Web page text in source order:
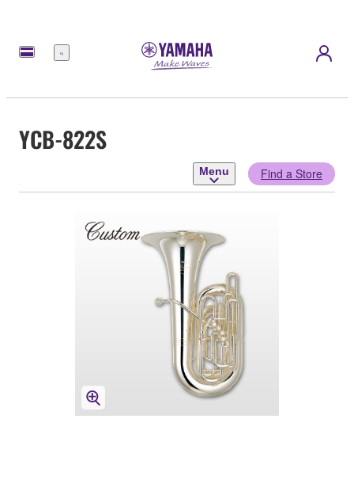
Menu
YCB-822S
Menu Find a Store